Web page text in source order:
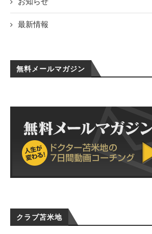
最新情報
無料メールマガジン
クラブ苫米地